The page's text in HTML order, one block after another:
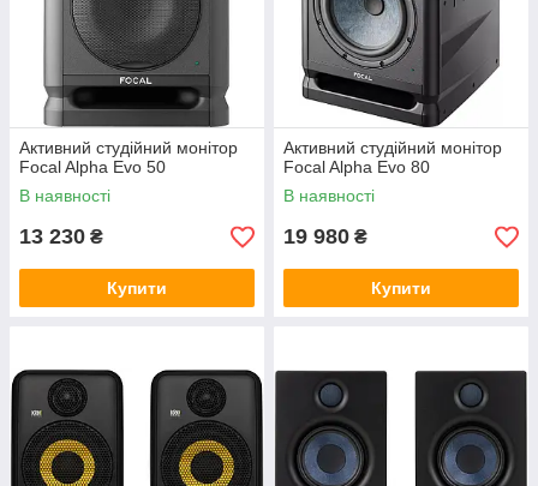
Активний студійний монітор
Focal Alpha Evo 50
В наявності
13 230 ₴
Купити
Активний студійний монітор
Focal Alpha Evo 80
В наявності
19 980 ₴
Купити